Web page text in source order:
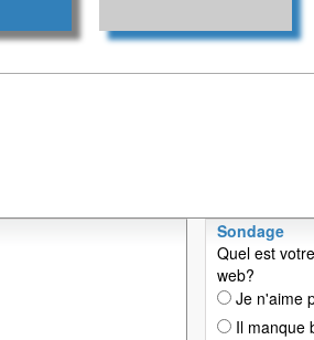
Sondage
Quel est
web?
Je n'aime
Il manque